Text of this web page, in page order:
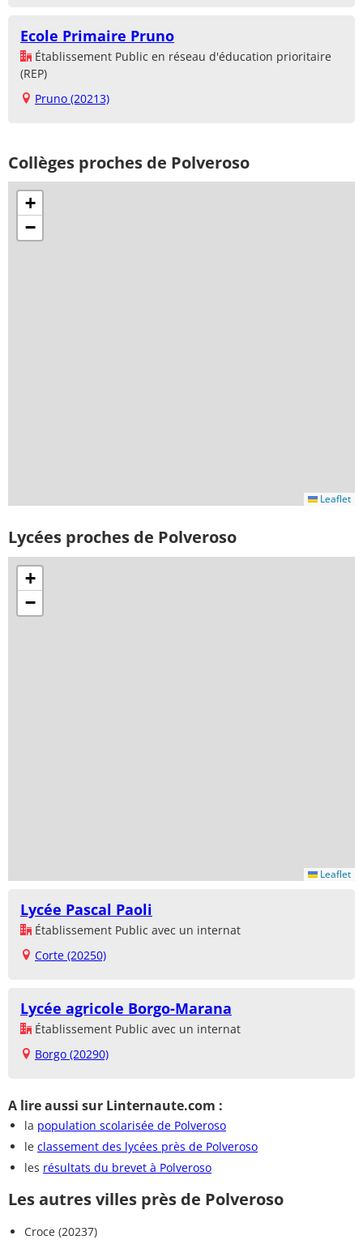
Ecole Primaire Pruno
Établissement Public en réseau d'éducation prioritaire
(REP)
Pruno (20213)
Collèges proches de Polveroso
+
−
Leaflet
Lycées proches de Polveroso
+
−
Leaflet
Lycée Pascal Paoli
Établissement Public avec un internat
Corte (20250)
Lycée agricole Borgo-Marana
Établissement Public avec un internat
Borgo (20290)
A lire aussi sur Linternaute.com :
la population scolarisée de Polveroso
le classement des lycées près de Polveroso
les résultats du brevet à Polveroso
Les autres villes près de Polveroso
Croce (20237)